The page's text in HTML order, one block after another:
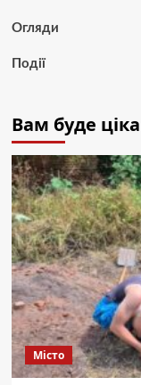
Огляди
Події
Вам буде
Місто